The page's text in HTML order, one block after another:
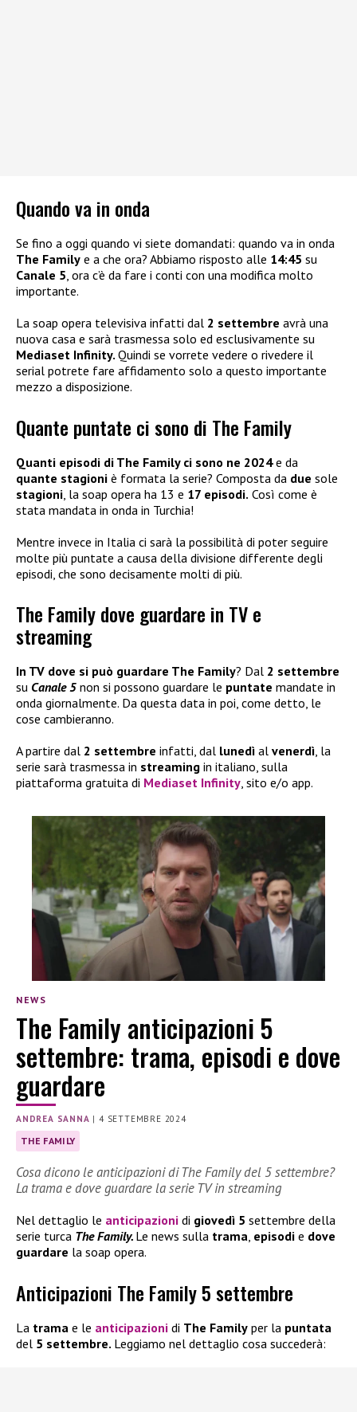
Quando va in onda
Se fino a oggi quando vi siete domandati: quando va in onda
The Family e a che ora? Abbiamo risposto alle 14:45 su
Canale 5, ora c’è da fare i conti con una modifica molto
importante.
La soap opera televisiva infatti dal 2 settembre avrà una
nuova casa e sarà trasmessa solo ed esclusivamente su
Mediaset Infinity. Quindi se vorrete vedere o rivedere il
serial potrete fare affidamento solo a questo importante
mezzo a disposizione.
Quante puntate ci sono di The Family
Quanti episodi di The Family ci sono ne 2024e da
quante stagioni è formata la serie? Composta da due sole
stagioni , la soap opera ha 13 e 17 episodi. Così come è
stata mandata in onda in Turchia!
Mentre invece in Italia ci sarà la possibilità di poter seguire
molte più puntate a causa della divisione differente degli
episodi, che sono decisamente molti di più.
The Family dove guardare in TV e
streaming
In TV dove si può guardare The Family? Dal 2 settembre
su Canale 5 non si possono guardare le puntate mandate in
onda giornalmente. Da questa data in poi, come detto, le
cose cambieranno.
A partire dal 2 settembre infatti, dal lunedì al venerdì, la
serie sarà trasmessa in streaming in italiano, sulla
piattaforma gratuita di Mediaset Infinity, sito e/o app.
NEWS
The Family anticipazioni 5
settembre: trama, episodi e dove
guardare
ANDREA SANNA |4 SETTEMBRE 2024
THE FAMILY
Cosa dicono le anticipazioni di The Family del 5 settembre?
La trama e dove guardare la serie TV in streaming
Nel dettaglio le anticipazioni di giovedì 5 settembre della
serie turca The Family. Le news sulla trama, episodi e dove
guardare la soap opera.
Anticipazioni The Family 5 settembre
La trama e le anticipazioni di The Family per la puntata
del 5 settembre. Leggiamo nel dettaglio cosa succederà: